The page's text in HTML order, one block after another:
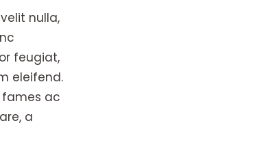
nulla,
feugiat,
eleifend.
fames ac
a